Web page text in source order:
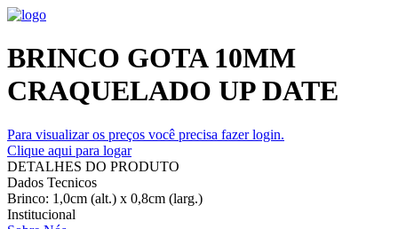
BRINCO GOTA 10MM
CRAQUELADO UP DATE
Para visualizar os preços você precisa fazer login.
Clique aqui para logar
DETALHES DO PRODUTO
Dados Tecnicos
Brinco: 1,0cm (alt.) x 0,8cm (larg.)
Institucional